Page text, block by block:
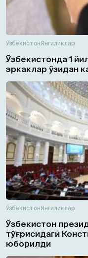
ЎзбекистонЯнгиликлар
Ўзбекистонда 1
эркаклар ўзидан
ЎзбекистонЯнгиликлар
Ўзбекистон
тўғрисидаги
юборилди